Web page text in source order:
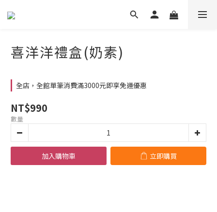
喜洋洋禮盒(奶素)
全店，全館單筆消費滿3000元即享免運優惠
NT$990
數量
加入購物車 立即購買